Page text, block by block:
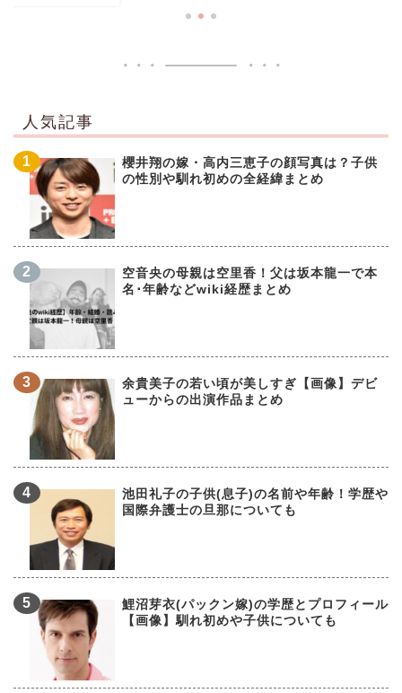
人気記事
櫻井翔の嫁・高内三恵子の顔写真は？子供
の性別や馴れ初めの全経緯まとめ
空音央の母親は空里香！父は坂本龍一で本
名･年齢などwiki経歴まとめ
余貴美子の若い頃が美しすぎ【画像】デビ
ューからの出演作品まとめ
池田礼子の子供(息子)の名前や年齢！学歴や
国際弁護士の旦那についても
鯉沼芽衣(パックン嫁)の学歴とプロフィール
【画像】馴れ初めや子供についても